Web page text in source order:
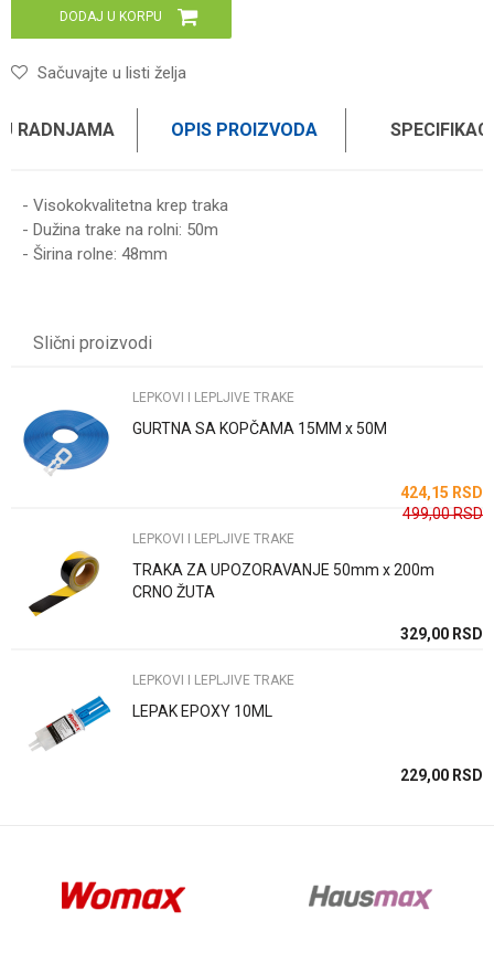
DODAJ U KORPU
Sačuvajte u listi želja
RADNJAMA OPIS PROIZVODA
- Visokokvalitetna krep traka
- Dužina trake na rolni: 50m
- Širina rolne: 48mm
Poruka
Anti-spam zaštita - izračunajte koliko je 9 - 4 :
POŠALJI
Slični proizvodi
LEPKOVI I LEPLJIVE TRAKE
GURTNA SA KOPČAMA 15MM x 50M
424,15 RSD
499,00RSD
LEPKOVI I LEPLJIVE TRAKE
TRAKA ZA UPOZORAVANJE 50mm x 200m
CRNO ŽUTA
329,00 RSD
LEPKOVI I LEPLJIVE TRAKE
LEPAK EPOXY 10ML
229,00 RSD